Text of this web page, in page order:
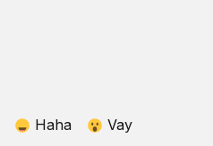
Haha
Vay